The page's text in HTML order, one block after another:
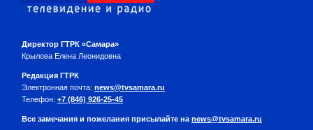
Директор ГТРК «Самара»
Крылова Елена Леонидовна
Редакция ГТРК
Электронная почта: news@tvsamara.ru
Телефон: +7 (846) 926-25-45
Все замечания и пожелания присылайте наnews@tvsamara.ru